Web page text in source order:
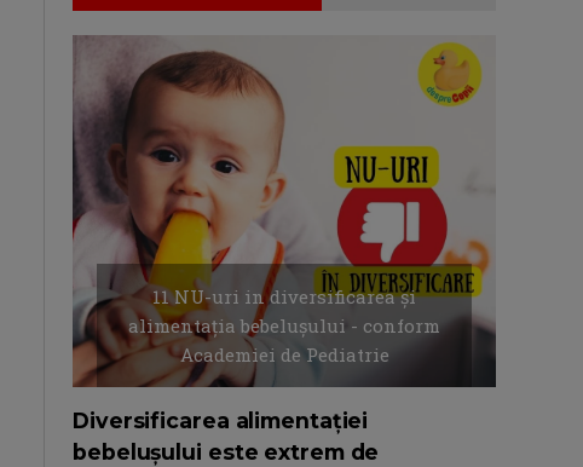
11 NU-uri in diversificarea și
alimentația bebelușului - conform
Academiei de Pediatrie
Diversificarea alimentației
bebelușului este extrem de